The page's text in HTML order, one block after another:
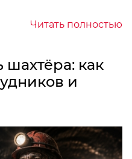
Читать полностью
как
и